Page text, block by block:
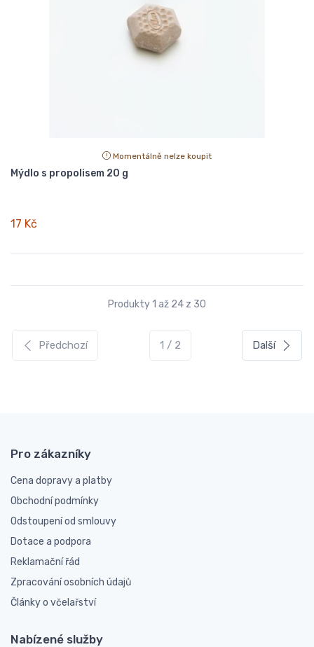
Momentálně nelze koupit
Mýdlo s propolisem 20 g
17 Kč
Produkty 1 až 24 z 30
Předchozí 1 / 2 Další
Pro zákazníky
Cena dopravy a platby
Obchodní podmínky
Odstoupení od smlouvy
Dotace a podpora
Reklamační řád
Zpracování osobních údajů
Články o včelařství
Nabízené služby